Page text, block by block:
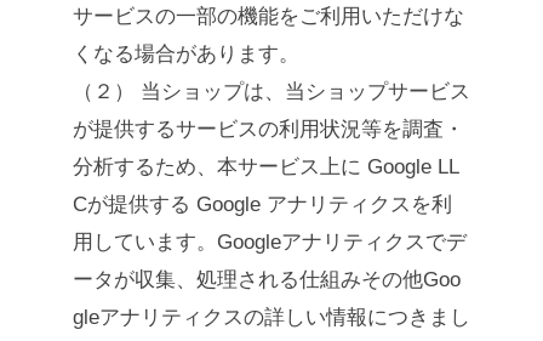
サービスの一部の機能をご利用いただけな
くなる場合があります。
（２） 当ショップは、当ショップサービス
が提供するサービスの利用状況等を調査・
分析するため、本サービス上に Google LL
Cが提供する Google アナリティクスを利
用しています。Googleアナリティクスでデ
ータが収集、処理される仕組みその他Goo
gleアナリティクスの詳しい情報につきまし